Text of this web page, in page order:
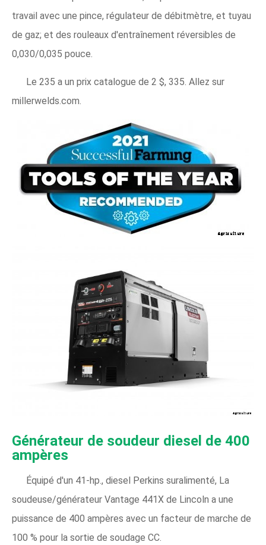
travail avec une pince, régulateur de débitmètre, et tuyau
de gaz; et des rouleaux d'entraînement réversibles de
0,030/0,035 pouce.
Le 235 a un prix catalogue de 2 $, 335. Allez sur
millerwelds.com.
Générateur de soudeur diesel de 400
ampères
Équipé d'un 41-hp., diesel Perkins suralimenté, La
soudeuse/générateur Vantage 441X de Lincoln a une
puissance de 400 ampères avec un facteur de marche de
100 % pour la sortie de soudage CC.